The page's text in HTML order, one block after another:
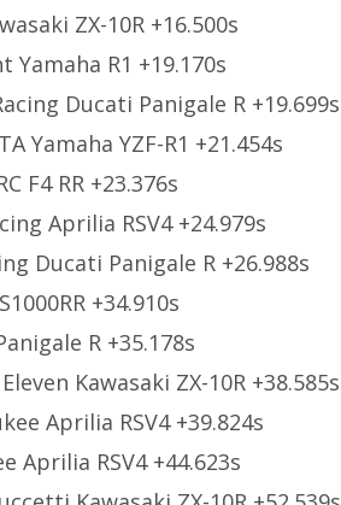
ZX-10R +16.500s
Yamaha R1 +19.170s
Ducati Panigale R +19.699s
Yamaha YZF-R1 +21.454s
F4 RR +23.376s
Aprilia RSV4 +24.979s
Ducati Panigale R +26.988s
+34.910s
R +35.178s
Kawasaki ZX-10R +38.585s
Aprilia RSV4 +39.824s
Aprilia RSV4 +44.623s